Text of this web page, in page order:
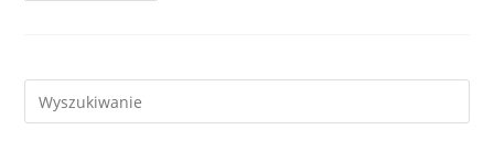
Search
this